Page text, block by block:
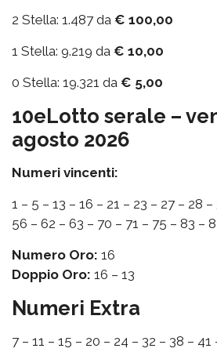
2 Stella: 1.487 da € 100,00
1 Stella: 9.219 da € 10,00
0 Stella: 19.321 da € 5,00
10eLotto serale –
agosto 2026
Numeri vincenti:
1 – 5 – 13 – 16 – 21 – 23 – 27 – 28
56 – 62 – 63 – 70 – 71 – 75 – 83 –
Numero Oro: 16
Doppio Oro: 16 – 13
Numeri Extra
7 – 11 – 15 – 20 – 24 – 32 – 38 –